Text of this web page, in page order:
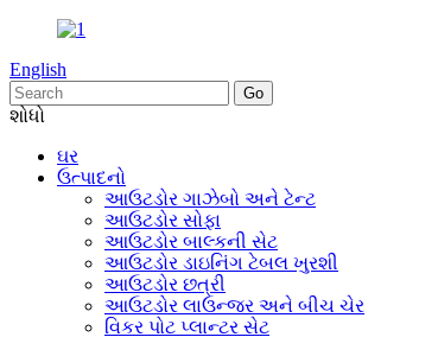
English
શોધો
ઘર
ઉત્પાદનો
આઉટડોર ગાઝેબો અને ટેન્ટ
આઉટડોર સોફા
આઉટડોર બાલ્કની સેટ
આઉટડોર ડાઇનિંગ ટેબલ ખુરશી
આઉટડોર છત્રી
આઉટડોર લાઉન્જર અને બીચ ચેર
વિકર પોટ પ્લાન્ટર સેટ